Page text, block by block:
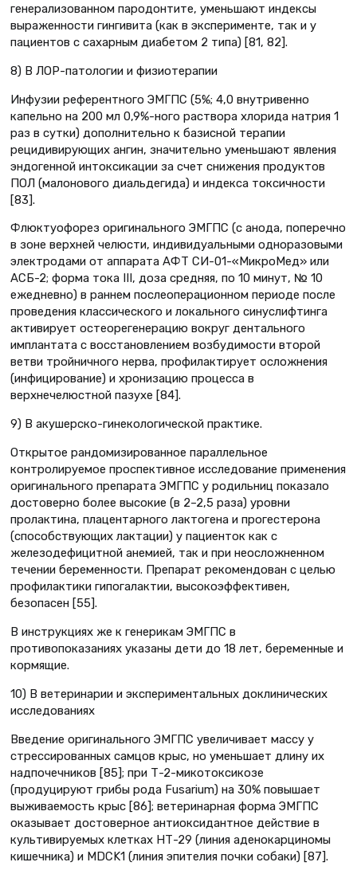
генерализованном пародонтите, уменьшают индексы
выраженности гингивита (как в эксперименте, так и у
пациентов с сахарным диабетом 2 типа) [81, 82].
8) В ЛОР-патологии и физиотерапии
Инфузии референтного ЭМГПС (5%; 4,0 внутривенно
капельно на 200 мл 0,9%-ного раствора хлорида натрия 1
раз в сутки) дополнительно к базисной терапии
рецидивирующих ангин, значительно уменьшают явления
эндогенной интоксикации за счет снижения продуктов
ПОЛ (малонового диальдегида) и индекса токсичности
[83].
Флюктуофорез оригинального ЭМГПС (с анода, поперечно
в зоне верхней челюсти, индивидуальными одноразовыми
электродами от аппарата АФТ СИ-01-«МикроМед» или
АСБ-2; форма тока III, доза средняя, по 10 минут, № 10
ежедневно) в раннем послеоперационном периоде после
проведения классического и локального синуслифтинга
активирует остеорегенерацию вокруг дентального
имплантата с восстановлением возбудимости второй
ветви тройничного нерва, профилактирует осложнения
(инфицирование) и хронизацию процесса в
верхнечелюстной пазухе [84].
9) В акушерско-гинекологической практике.
Открытое рандомизированное параллельное
контролируемое проспективное исследование применения
оригинального препарата ЭМГПС у родильниц показало
достоверно более высокие (в 2–2,5 раза) уровни
пролактина, плацентарного лактогена и прогестерона
(способствующих лактации) у пациенток как с
железодефицитной анемией, так и при неосложненном
течении беременности. Препарат рекомендован с целью
профилактики гипогалактии, высокоэффективен,
безопасен [55].
В инструкциях же к генерикам ЭМГПС в
противопоказаниях указаны дети до 18 лет, беременные и
кормящие.
10) В ветеринарии и экспериментальных доклинических
исследованиях
Введение оригинального ЭМГПС увеличивает массу у
стрессированных самцов крыс, но уменьшает длину их
надпочечников [85]; при Т-2-микотоксикозе
(продуцируют грибы рода Fusarium) на 30% повышает
выживаемость крыс [86]; ветеринарная форма ЭМГПС
оказывает достоверное антиоксидантное действие в
культивируемых клетках НТ-29 (линия аденокарциномы
кишечника) и MDCK1 (линия эпителия почки собаки) [87].